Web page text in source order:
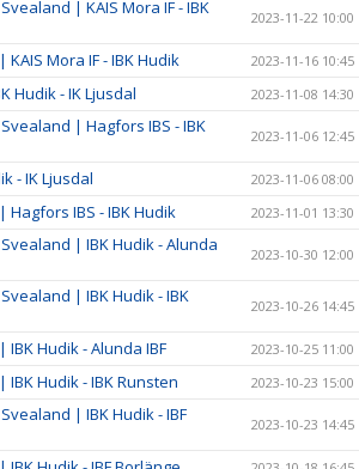
| KAIS Mora IF - IBK
2023-11-22 10:00
Mora IF - IBK Hudik 2023-11-16 10:45
Hudik - IK Ljusdal 2023-11-08 14:30
| Hagfors IBS - IBK
2023-11-06 12:45
- IK Ljusdal 2023-11-06 08:00
IBS - IBK Hudik 2023-11-01 13:30
| IBK Hudik - Alunda
2023-10-30 12:00
| IBK Hudik - IBK
2023-10-26 14:45
Hudik - Alunda IBF 2023-10-25 11:00
Hudik - IBK Runsten 2023-10-23 15:00
| IBK Hudik - IBF
2023-10-23 14:45